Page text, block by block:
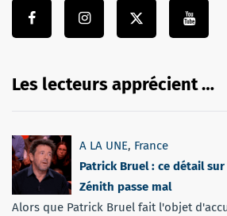
Les lecteurs apprécient …
A LA UNE, France
Patrick Bruel : ce détail
Zénith passe mal
Alors que Patrick Bruel fait l'objet